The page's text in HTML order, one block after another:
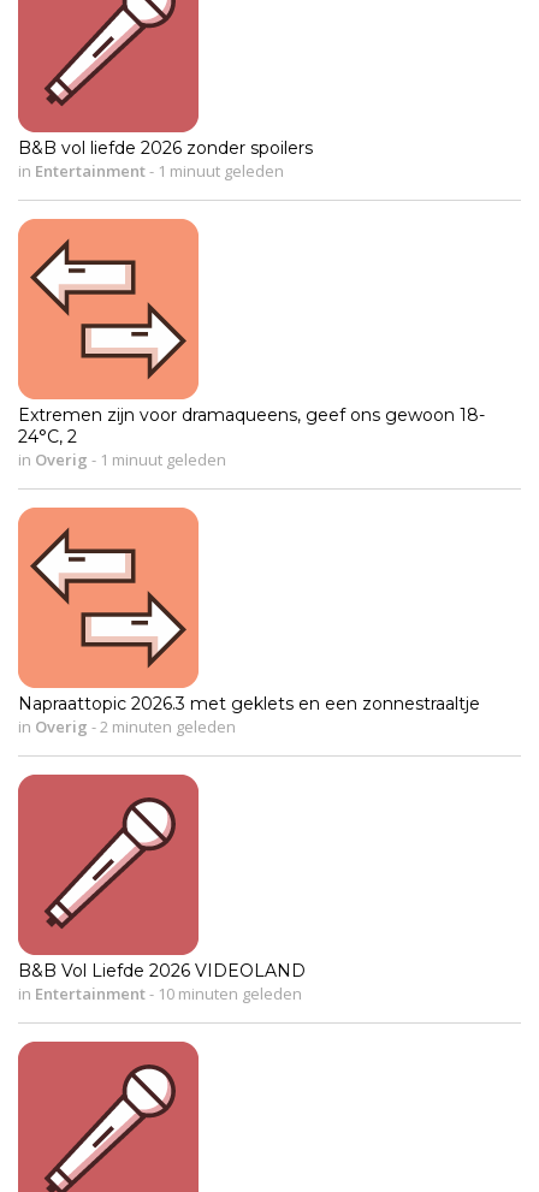
B&B vol liefde 2026 zonder spoilers
in Entertainment- 1 minuut geleden
Extremen zijn voor dramaqueens, geef ons gewoon 18-
24°C, 2
in Overig - 1 minuut geleden
Napraattopic 2026.3 met geklets en een zonnestraaltje
in Overig - 2 minuten geleden
B&B Vol Liefde 2026 VIDEOLAND
in Entertainment- 10 minuten geleden